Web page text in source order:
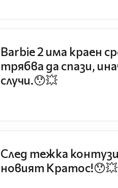
Barbie 2 има краен
трябва да спази,
случи.😯💥
След тежка
новият Кратос!😯💥